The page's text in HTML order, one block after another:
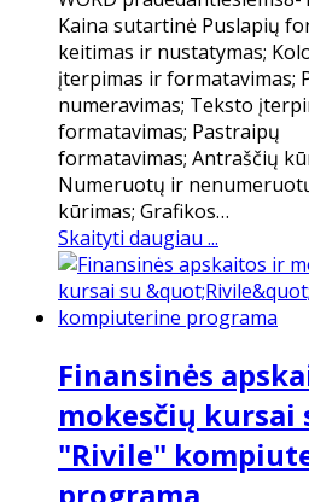
Kaina sutartinė Puslapių
keitimas ir nustatymas;
įterpimas ir formatavimas;
numeravimas; Teksto
formatavimas; Pastraipų
formatavimas; Antraščių
Numeruotų ir
kūrimas; Grafikos…
Skaityti daugiau ...
Finansinės
mokesčių kursai
"Rivile"